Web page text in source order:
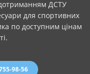
ДСТУ
для спортивних
по доступним цінам
98-56